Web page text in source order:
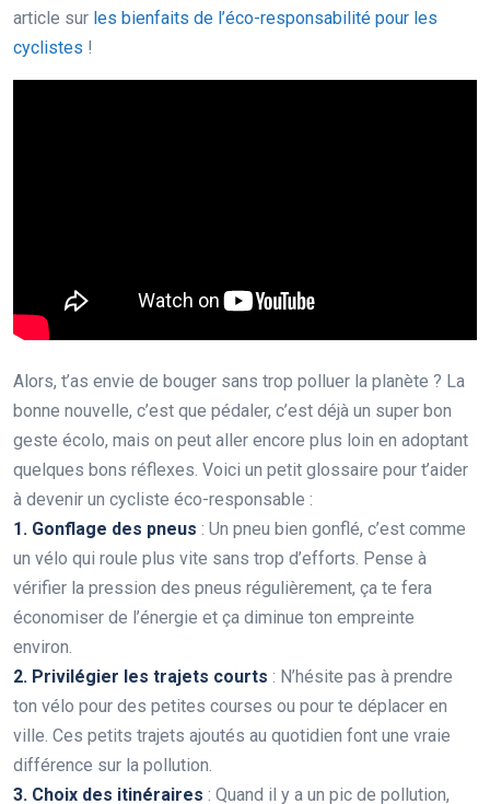
article sur les bienfaits de l’éco-responsabilité pour les
cyclistes !
Alors, t’as envie de bouger sans trop polluer la planète ? La
bonne nouvelle, c’est que pédaler, c’est déjà un super bon
geste écolo, mais on peut aller encore plus loin en adoptant
quelques bons réflexes. Voici un petit glossaire pour t’aider
à devenir un cycliste éco-responsable :
1. Gonflage des pneus : Un pneu bien gonflé, c’est comme
un vélo qui roule plus vite sans trop d’efforts. Pense à
vérifier la pression des pneus régulièrement, ça te fera
économiser de l’énergie et ça diminue ton empreinte
environ.
2. Privilégier les trajets courts : N’hésite pas à prendre
ton vélo pour des petites courses ou pour te déplacer en
ville. Ces petits trajets ajoutés au quotidien font une vraie
différence sur la pollution.
3. Choix des itinéraires : Quand il y a un pic de pollution,